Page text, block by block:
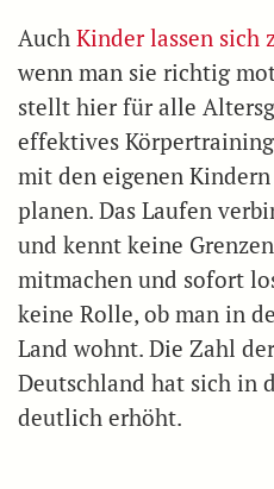
Auch Kinder lassen sich
wenn man sie richtig
stellt hier für alle
effektives
mit den eigenen
planen. Das Laufen
und kennt keine
mitmachen und sofort
keine Rolle, ob man in
Land wohnt. Die Zahl
Deutschland hat sich in
deutlich erhöht.